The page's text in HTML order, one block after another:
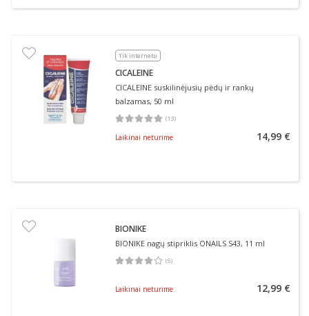
Tik internetu
CICALEINE
CICALEINE suskilinėjusių pėdų ir rankų
balzamas, 50 ml
(13)
Vidutinis įvertinimas 5.00
Laikinai neturime 14,99 €
BIONIKE
BIONIKE nagų stipriklis ONAILS S43, 11 ml
(5)
Vidutinis įvertinimas 4.00
Laikinai neturime 12,99 €